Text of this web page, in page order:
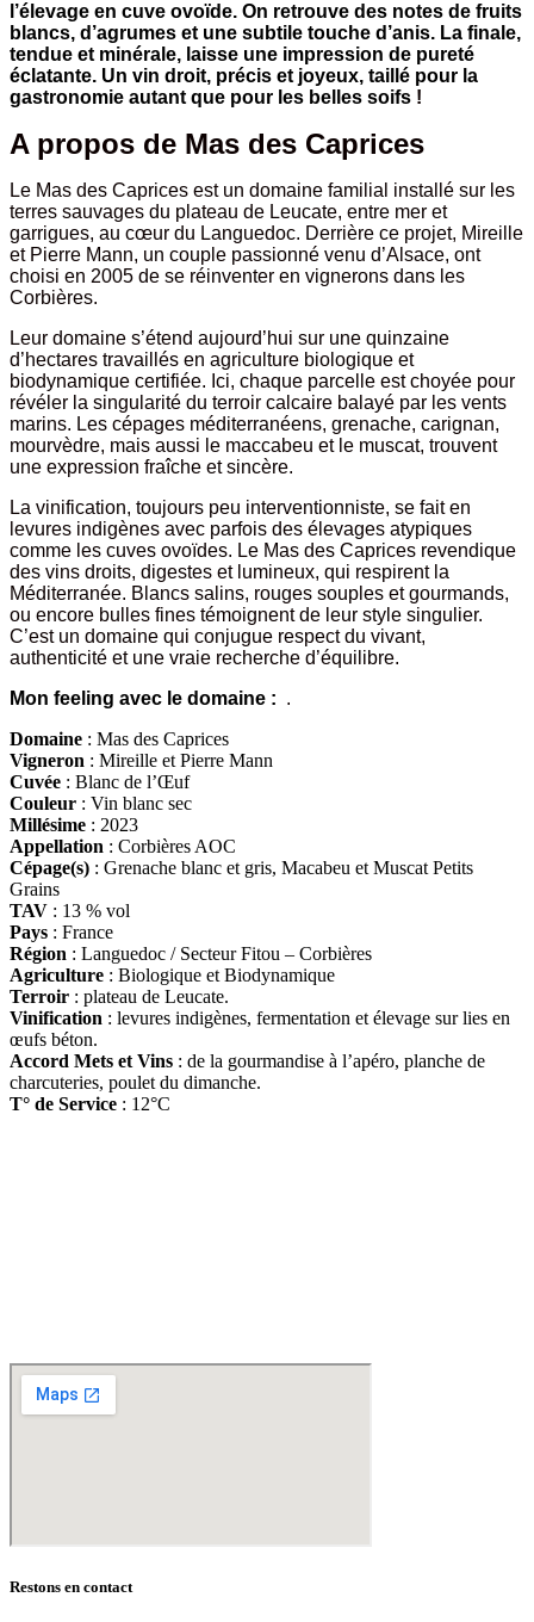
l’élevage en cuve ovoïde. On retrouve des notes de fruits
blancs, d’agrumes et une subtile touche d’anis. La finale,
tendue et minérale, laisse une impression de pureté
éclatante. Un vin droit, précis et joyeux, taillé pour la
gastronomie autant que pour les belles soifs !
A propos de Mas des Caprices
Le Mas des Caprices est un domaine familial installé sur les
terres sauvages du plateau de Leucate, entre mer et
garrigues, au cœur du Languedoc. Derrière ce projet, Mireille
et Pierre Mann, un couple passionné venu d’Alsace, ont
choisi en 2005 de se réinventer en vignerons dans les
Corbières.
Leur domaine s’étend aujourd’hui sur une quinzaine
d’hectares travaillés en agriculture biologique et
biodynamique certifiée. Ici, chaque parcelle est choyée pour
révéler la singularité du terroir calcaire balayé par les vents
marins. Les cépages méditerranéens, grenache, carignan,
mourvèdre, mais aussi le maccabeu et le muscat, trouvent
une expression fraîche et sincère.
La vinification, toujours peu interventionniste, se fait en
levures indigènes avec parfois des élevages atypiques
comme les cuves ovoïdes. Le Mas des Caprices revendique
des vins droits, digestes et lumineux, qui respirent la
Méditerranée. Blancs salins, rouges souples et gourmands,
ou encore bulles fines témoignent de leur style singulier.
C’est un domaine qui conjugue respect du vivant,
authenticité et une vraie recherche d’équilibre.
Mon feeling avec le domaine : .
Domaine : Mas des Caprices
Vigneron : Mireille et Pierre Mann
Cuvée : Blanc de l’Œuf
Couleur : Vin blanc sec
Millésime : 2023
Appellation : Corbières AOC
Cépage(s) : Grenache blanc et gris, Macabeu et Muscat Petits
Grains
TAV : 13 % vol
Pays : France
Région : Languedoc / Secteur Fitou – Corbières
Agriculture : Biologique et Biodynamique
Terroir : plateau de Leucate.
Vinification : levures indigènes, fermentation et élevage sur lies en
œufs béton.
Accord Mets et Vins : de la gourmandise à l’apéro, planche de
charcuteries, poulet du dimanche.
T° de Service : 12°C
Restons en contact